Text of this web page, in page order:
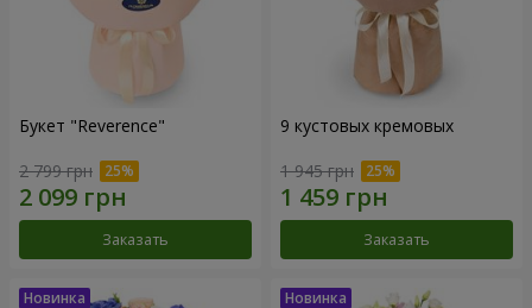
Букет "Reverence"
2 799 грн
Заказать
9 кустовых кремовых
1 945 грн
Заказать